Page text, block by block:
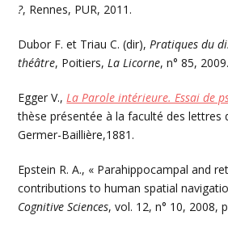
?, Rennes, PUR, 2011.
Dubor F. et Triau C. (dir), Pratiques du
théâtre, Poitiers, La Licorne, n° 85, 2009.
Egger V., La Parole intérieure. Essai de
thèse présentée à la faculté des lettres
Germer-Baillière,1881.
Epstein R. A., « Parahippocampal and
contributions to human spatial
Cognitive Sciences, vol. 12, n° 10, 2008,